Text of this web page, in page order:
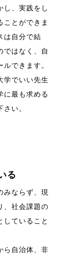
し、実践をし
ことができま
は自分で結
ではなく、自
できます。
学でいい先生
に最も求める
い。
る
みならず、現
、社会課題の
していること
ら自治体、非